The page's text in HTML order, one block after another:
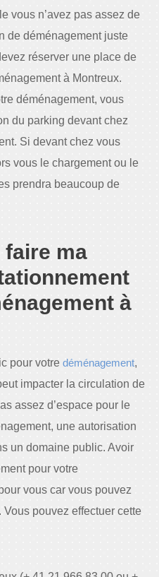
vous n’avez pas assez de
de déménagement juste
réserver une place de
à Montreux.
déménagement, vous
du parking devant chez
Si devant chez vous
vous le chargement ou le
prendra beaucoup de
ma
à
pour votre déménagement,
impacter la circulation de
assez d’espace pour le
une autorisation
un domaine public. Avoir
pour votre
vous car vous pouvez
pouvez effectuer cette